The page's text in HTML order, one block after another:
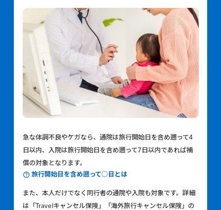
急な体調不良やケガなら、通院は旅行開始日を含め遡って4
日以内、入院は旅行開始日を含め遡って7日以内であれば補
償の対象となります。
旅行開始日を含め遡って○日とは
また、本人だけでなく同行者の通院や入院も対象です。詳細
は「Travelキャンセル保険」「海外旅行キャンセル保険」の